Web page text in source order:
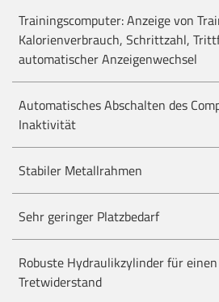
Trainingscomputer: Anzeige von
Kalorienverbrauch, Schrittzahl,
automatischer Anzeigenwechsel
Automatisches Abschalten des
Inaktivität
Stabiler Metallrahmen
Sehr geringer Platzbedarf
Robuste Hydraulikzylinder für
Tretwiderstand